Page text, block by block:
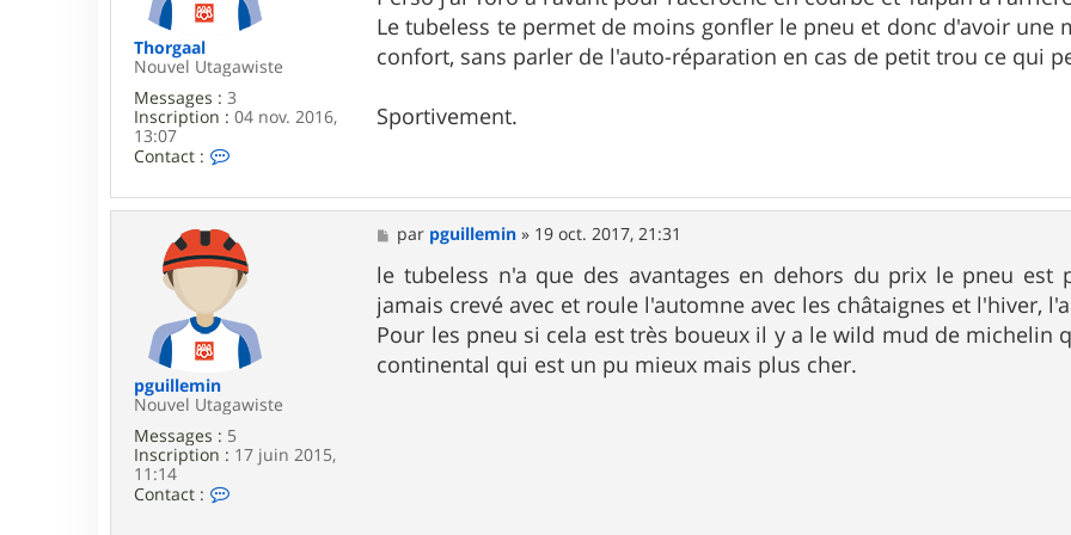
Thorgaal
Nouvel Utagawiste
Messages : 3
Inscription : 04 nov. 2016,
13:07
Contact :
n
t
c
t
e
T
h
o
g
a
l
e
Le tubeless te permet de moins gonfler le pneu et donc d'avoir une
confort, sans parler de l'auto-réparation en cas de petit trou ce qui
Sportivement.
pguillemin
Nouvel Utagawiste
Messages : 5
Inscription : 17 juin 2015,
11:14
Contact :
M
e
s
s
a
g
e
par pguillemin » 19 oct. 2017, 21:31
le tubeless n'a que des avantages en dehors du prix le pneu
jamais crevé avec et roule l'automne avec les châtaignes et l'hiver,
Pour les pneu si cela est très boueux il y a le wild mud de michelin
continental qui est un pu mieux mais plus cher.